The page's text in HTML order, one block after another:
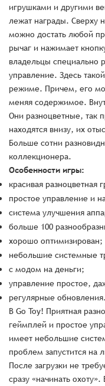
игрушками и другими
лежат награды. Сверху
можно достать любой
рычаг и нажимает
владельцы специально
управление. Здесь
режиме. Причем, его
меняя содержимое.
Они разноцветные, так
находятся внизу, их
Больше сотни
коллекционера.
Особенности игры:
красивая разноцветная
простое управление и
система улучшения
больше 100
хорошо оптимизирован;
небольшие системные
с модом на деньги;
управление простое,
регулярные обновления.
В Go Toy! Приятная
геймплей и простое
имеет небольшие
проблем запустится на
После загрузки не
сразу «начинать